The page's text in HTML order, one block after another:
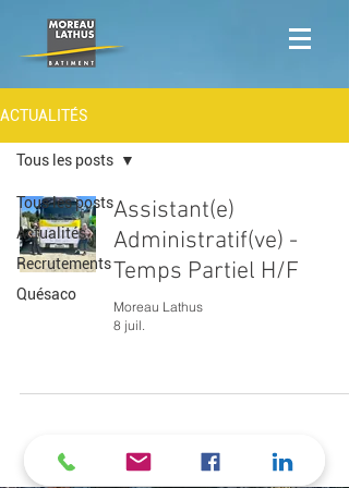
ACTUALITÉS
Tous les posts
Actualités
Recrutements
Quésaco
Tous les posts
Assistant(e)
Administratif(ve) -
Temps Partiel H/F
Moreau Lathus
8 juil.